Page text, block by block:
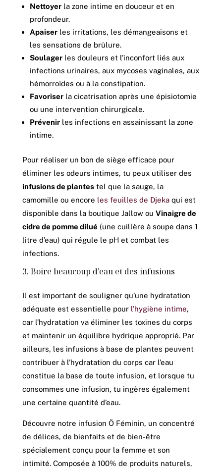
Nettoyerla zone intime en douceur et en
profondeur.
Apaiserles irritations, les démangeaisons et
les sensations de brûlure.
Soulagerles douleurs et l’inconfort liés aux
infections urinaires, aux mycoses vaginales, aux
hémorroïdes ou à la constipation.
Favoriserla cicatrisation après une épisiotomie
ou une intervention chirurgicale.
Prévenirles infections en assainissant la zone
intime.
Pour réaliser un bon de siège efficace pour
éliminer les odeurs intimes, tu peux utiliser des
infusions de plantestel que la sauge, la
camomille ou encore les feuilles de Djeka qui est
disponible dans la boutique Jallow ou Vinaigre de
cidre de pomme dilué (une cuillère à soupe dans 1
litre d’eau) qui régule le pH et combat les
infections.
3. Boire beaucoup d’eau et des infusions
Il est important de souligner qu’une hydratation
adéquate est essentielle pour l’hygiène intime,
car l’hydratation va éliminer les toxines du corps
et maintenir un équilibre hydrique approprié. Par
ailleurs, les infusions à base de plantes peuvent
contribuer à l’hydratation du corps car l’eau
constitue la base de toute infusion, et lorsque tu
consommes une infusion, tu ingères également
une certaine quantité d’eau.
Découvre notre infusion Ö Féminin, un concentré
de délices, de bienfaits et de bien-être
spécialement conçu pour la femme et son
intimité. Composée à 100% de produits naturels,